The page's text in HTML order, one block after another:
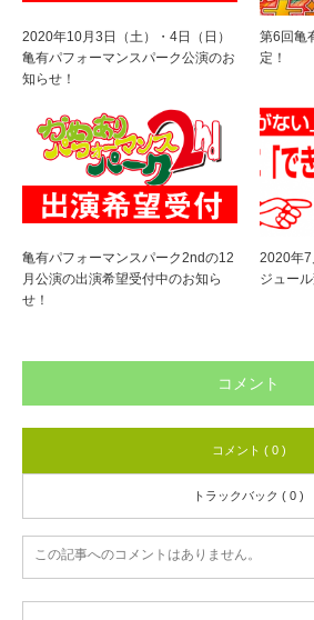
2020年10月3日（土）・4日（日）
亀有パフォーマンスパーク公演のお
知らせ！
第6回亀
定！
亀有パフォーマンスパーク2ndの12
月公演の出演希望受付中のお知ら
せ！
2020年7
ジュー
コメント
コメント ( 0 )
トラックバック ( 0 )
この記事へのコメントはありません。